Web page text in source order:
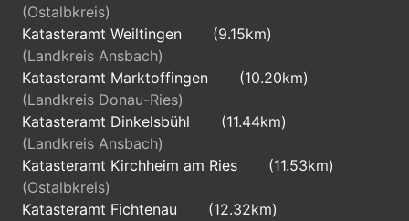
(Ostalbkreis)
Katasteramt Weiltingen
(9.15km)
(Landkreis Ansbach)
Katasteramt Marktoffingen
(10.20km)
(Landkreis Donau-Ries)
Katasteramt Dinkelsbühl
(11.44km)
(Landkreis Ansbach)
Katasteramt Kirchheim am Ries
(11.53km)
(Ostalbkreis)
Katasteramt Fichtenau
(12.32km)